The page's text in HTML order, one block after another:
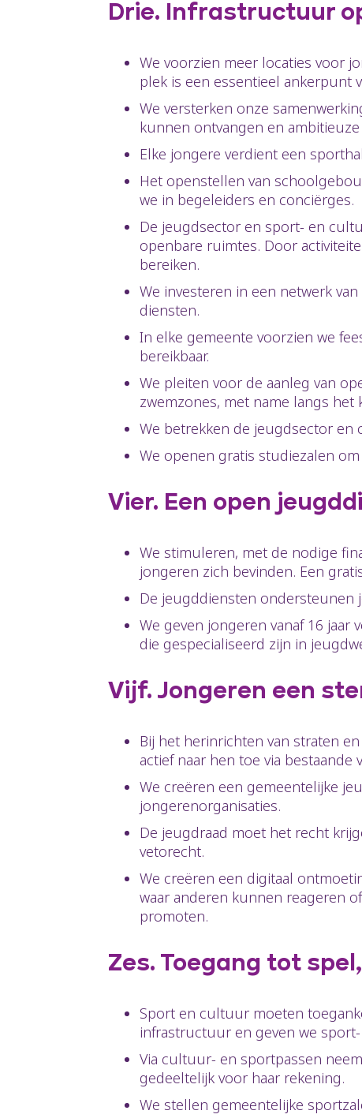
Drie. Infrastructuur
We voorzien meer locaties voor
plek is een essentieel ankerpunt
We versterken onze
kunnen ontvangen en
Elke jongere verdient een
Het openstellen van
we in begeleiders en conciërges.
De jeugdsector en sport- en
openbare ruimtes. Door
bereiken.
We investeren in een netwerk
diensten.
In elke gemeente voorzien we
bereikbaar.
We pleiten voor de aanleg van
zwemzones, met name langs het
We betrekken de jeugdsector
We openen gratis studiezalen
Vier. Een open
We stimuleren, met de nodige
jongeren zich bevinden. Een
De jeugddiensten ondersteunen
We geven jongeren vanaf 16
die gespecialiseerd zijn in
Vijf. Jongeren een
Bij het herinrichten van straten
actief naar hen toe via
We creëren een gemeentelijke
jongerenorganisaties.
De jeugdraad moet het recht
vetorecht.
We creëren een digitaal
waar anderen kunnen reageren
promoten.
Zes. Toegang tot
Sport en cultuur moeten
infrastructuur en geven we
Via cultuur- en sportpassen
gedeeltelijk voor haar rekening.
We stellen gemeentelijke